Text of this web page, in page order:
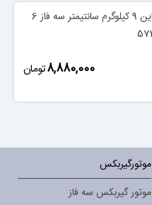
استپ موتور لیدشاین 9 کیلوگرم سانتیمتر سه فاز 6
‎8,880,000تومان
موتورگیربکس
موتور گیربکس سه فاز